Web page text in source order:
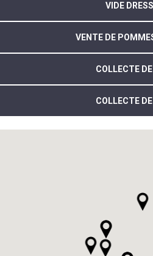
VIDE
VENTE DE
COLLECTE
COLLECTE